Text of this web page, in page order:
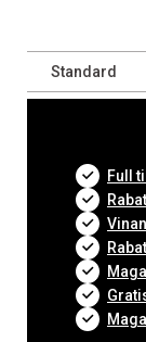
Standard
Full